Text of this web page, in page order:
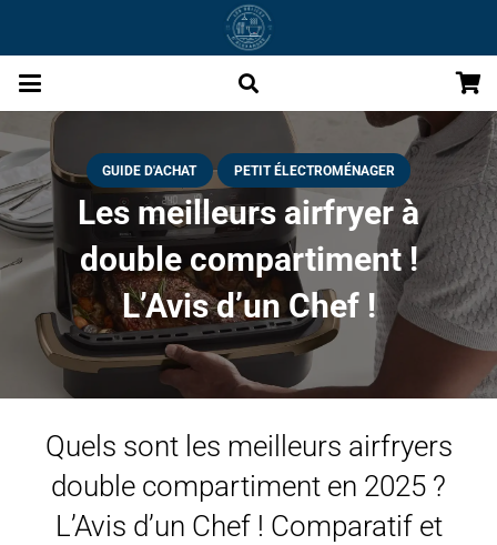
GUIDE D'ACHAT PETIT ÉLECTROMÉNAGER
Les meilleurs airfryer à
double compartiment !
L’Avis d’un Chef !
Quels sont les meilleurs airfryers
double compartiment en 2025 ?
L’Avis d’un Chef ! Comparatif et